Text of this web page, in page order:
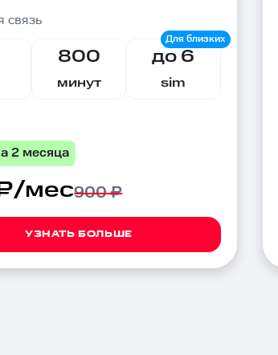
связь
800
минут
до 6
sim
2 месяца
мес900 ₽
УЗНАТЬ БОЛЬШЕ